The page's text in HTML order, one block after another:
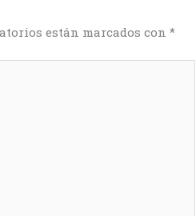
están marcados con *